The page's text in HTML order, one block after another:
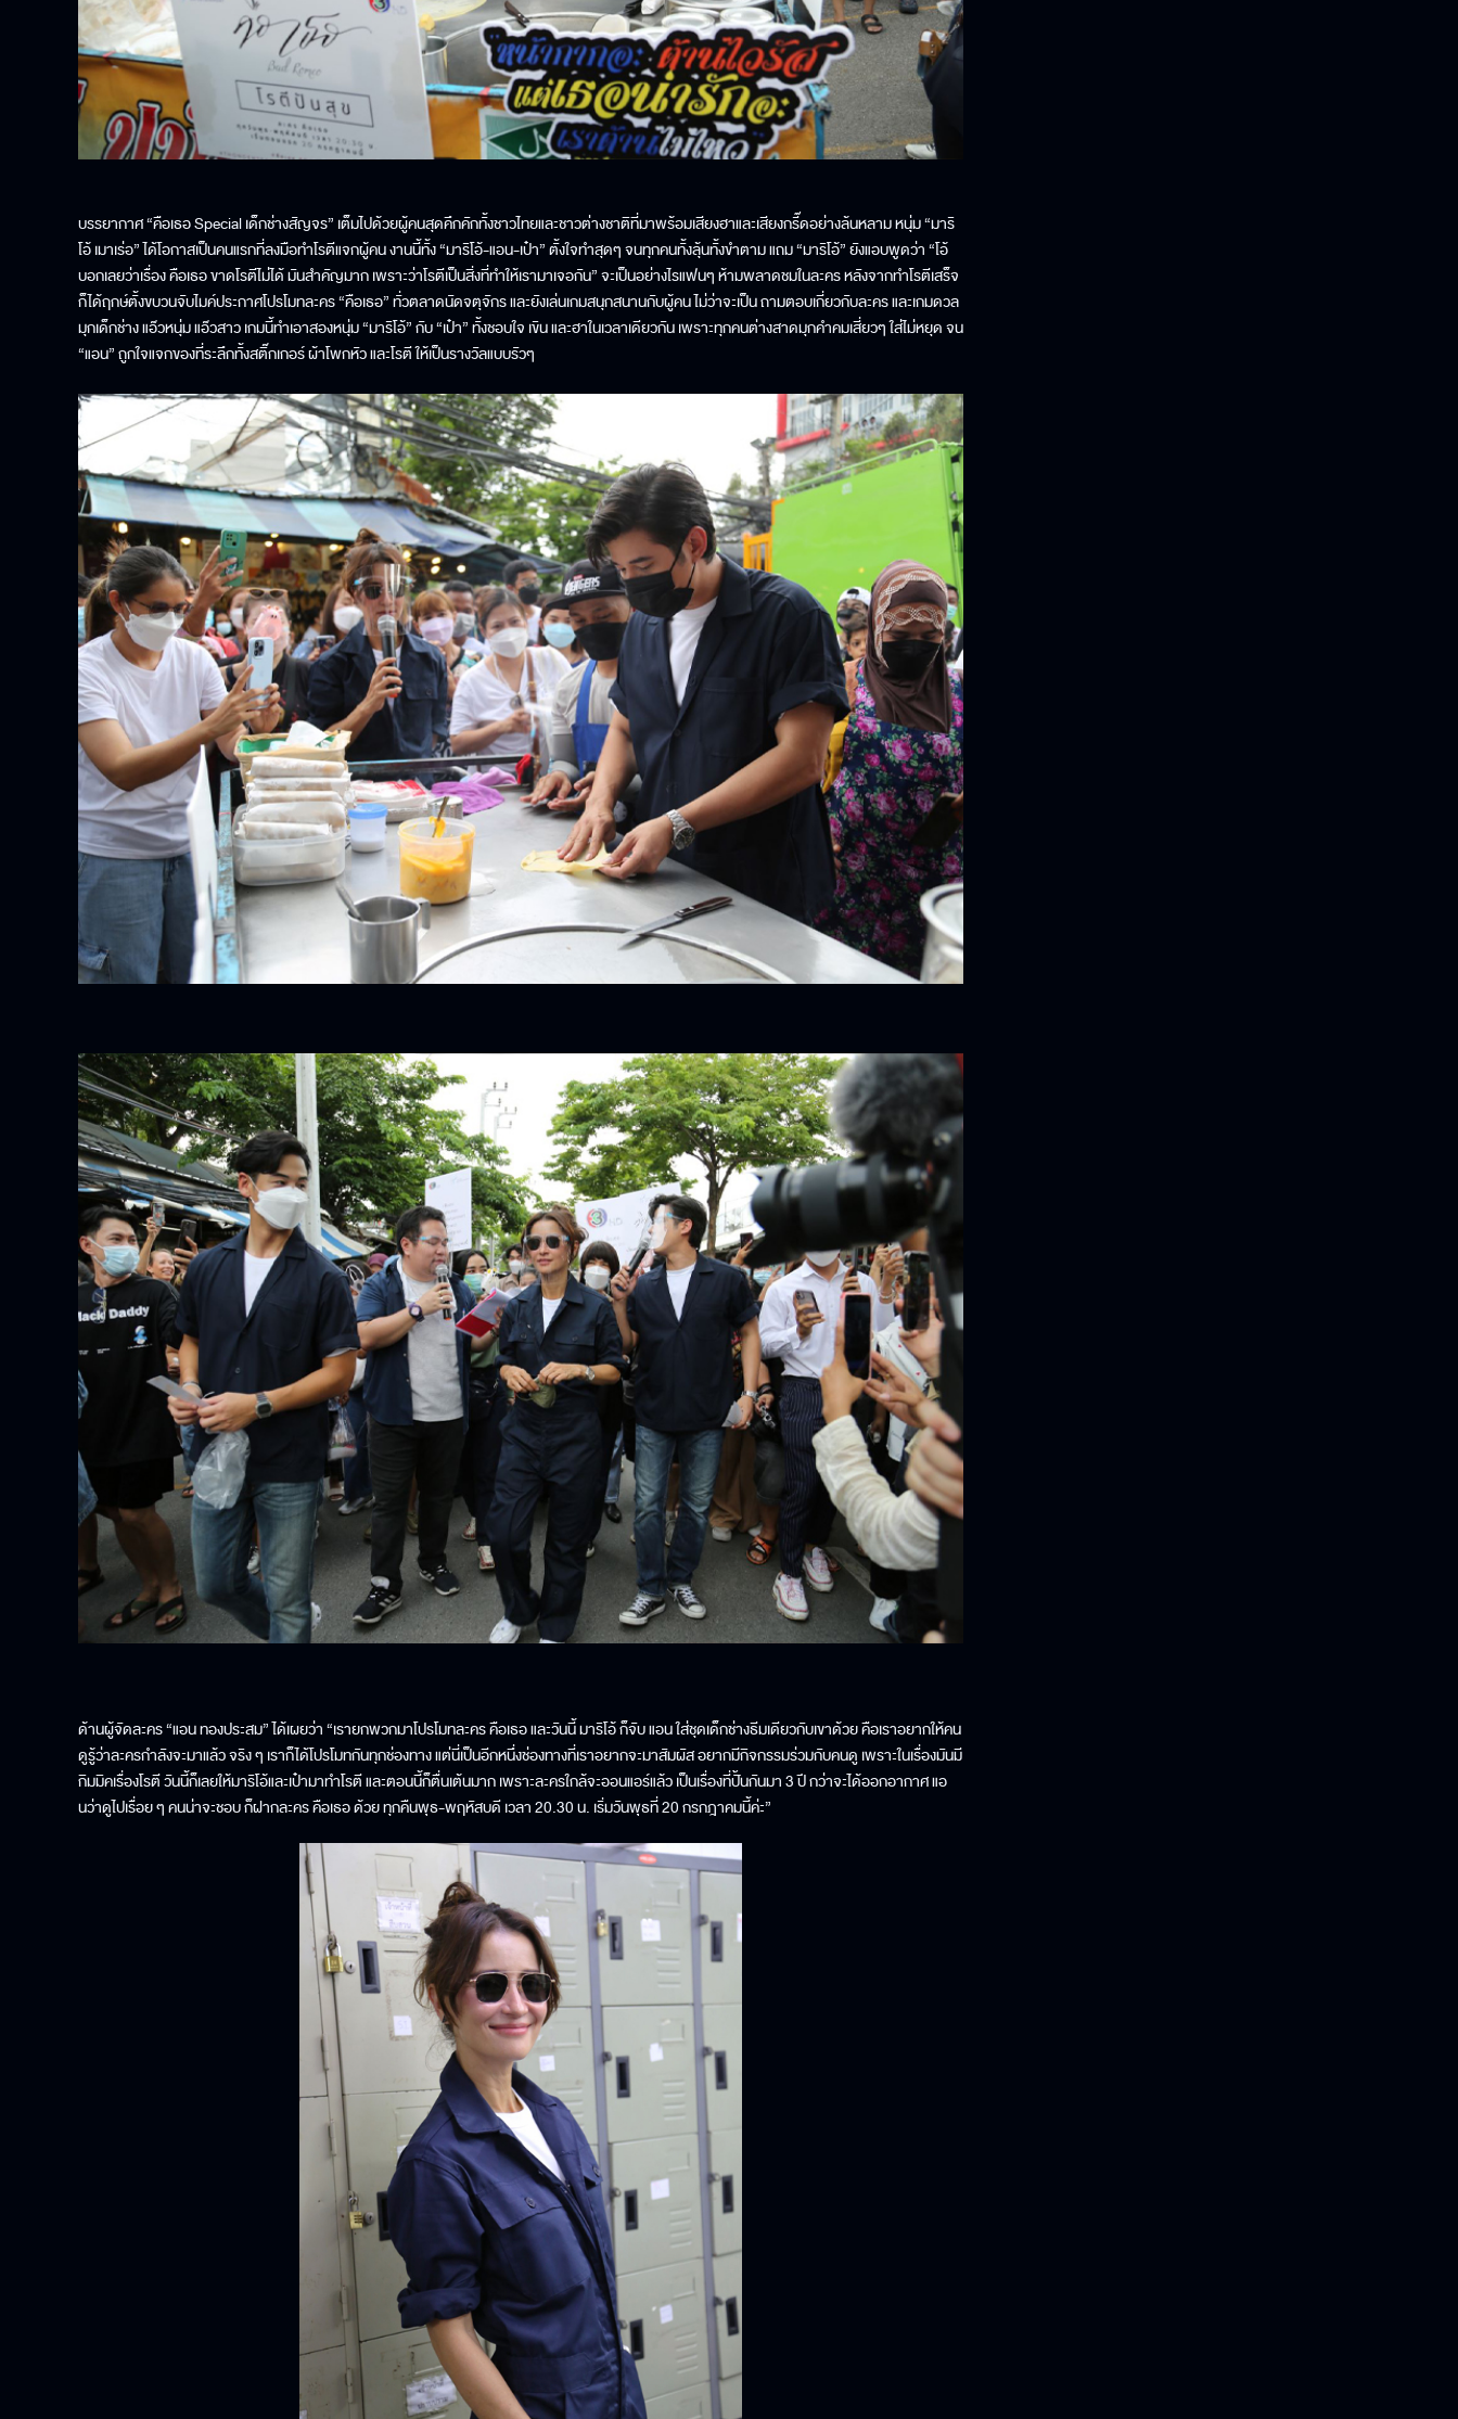
บรรยากาศ “คือเธอ Special เด็กช่างสัญจร” เต็มไปด้วยผู้คนสุดคึกคักทั้งชาวไทยและชาวต่างชาติที่มาพร้อมเสียงฮาและเสียงกรี๊ดอย่างล้นหลาม หนุ่ม “มาริ
โอ้ เมาเร่อ” ได้โอกาสเป็นคนแรกที่ลงมือทำโรตีแจกผู้คน งานนี้ทั้ง “มาริโอ้-แอน-เป๋า” ตั้งใจทำสุดๆ จนทุกคนทั้งลุ้นทั้งขำตาม แถม “มาริโอ้” ยังแอบพูดว่า “โอ้
บอกเลยว่าเรื่อง คือเธอ ขาดโรตีไม่ได้ มันสำคัญมาก เพราะว่าโรตีเป็นสิ่งที่ทำให้เรามาเจอกัน” จะเป็นอย่างไรแฟนๆ ห้ามพลาดชมในละคร หลังจากทำโรตีเสร็จ
ก็ได้ฤกษ์ตั้งขบวนจับไมค์ประกาศโปรโมทละคร “คือเธอ” ทั่วตลาดนัดจตุจักร และยังเล่นเกมสนุกสนานกับผู้คน ไม่ว่าจะเป็น ถามตอบเกี่ยวกับละคร และเกมดวล
มุกเด็กช่าง แอ๊วหนุ่ม แอ๊วสาว เกมนี้ทำเอาสองหนุ่ม “มาริโอ้” กับ “เป๋า” ทั้งชอบใจ เขิน และฮาในเวลาเดียวกัน เพราะทุกคนต่างสาดมุกคําคมเสี่ยวๆ ใส่ไม่หยุด จน
“แอน” ถูกใจแจกของที่ระลึกทั้งสติ๊กเกอร์ ผ้าโพกหัว และโรตี ให้เป็นรางวัลแบบรัวๆ
ด้านผู้จัดละคร “แอน ทองประสม” ได้เผยว่า “เรายกพวกมาโปรโมทละคร คือเธอ และวันนี้ มาริโอ้ ก็จับ แอน ใส่ชุดเด็กช่างธีมเดียวกับเขาด้วย คือเราอยากให้คน
ดูรู้ว่าละครกำลังจะมาแล้ว จริง ๆ เราก็ได้โปรโมทกันทุกช่องทาง แต่นี่เป็นอีกหนึ่งช่องทางที่เราอยากจะมาสัมผัส อยากมีกิจกรรมร่วมกับคนดู เพราะในเรื่องมันมี
กิมมิคเรื่องโรตี วันนี้ก็เลยให้มาริโอ้และเป๋ามาทำโรตี และตอนนี้ก็ตื่นเต้นมาก เพราะละครใกล้จะออนแอร์แล้ว เป็นเรื่องที่ปั้นกันมา 3 ปี กว่าจะได้ออกอากาศ แอ
นว่าดูไปเรื่อย ๆ คนน่าจะชอบ ก็ฝากละคร คือเธอ ด้วย ทุกคืนพุธ-พฤหัสบดี เวลา 20.30 น. เริ่มวันพุธที่ 20 กรกฎาคมนี้ค่ะ”